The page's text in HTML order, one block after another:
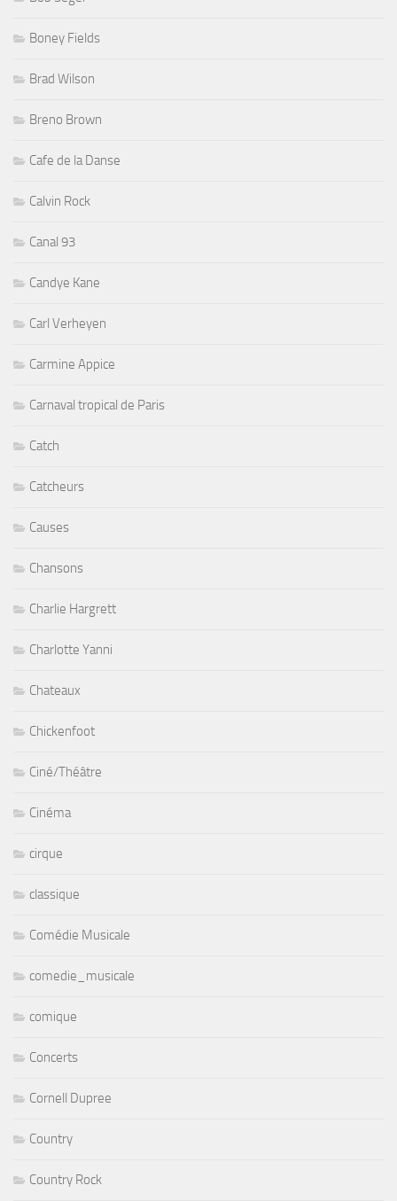
Boney Fields
Brad Wilson
Breno Brown
Cafe de la Danse
Calvin Rock
Canal 93
Candye Kane
Carl Verheyen
Carmine Appice
Carnaval tropical de Paris
Catch
Catcheurs
Causes
Chansons
Charlie Hargrett
Charlotte Yanni
Chateaux
Chickenfoot
Ciné/Théâtre
Cinéma
cirque
classique
Comédie Musicale
comedie_musicale
comique
Concerts
Cornell Dupree
Country
Country Rock